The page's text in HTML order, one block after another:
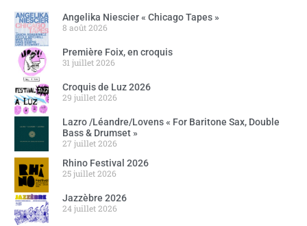
Angelika Niescier « Chicago Tapes »
8 août 2026
Première Foix, en croquis
31 juillet 2026
Croquis de Luz 2026
29 juillet 2026
Lazro /Léandre/Lovens « For Baritone Sax, Double
Bass & Drumset »
27 juillet 2026
Rhino Festival 2026
25 juillet 2026
Jazzèbre 2026
24 juillet 2026